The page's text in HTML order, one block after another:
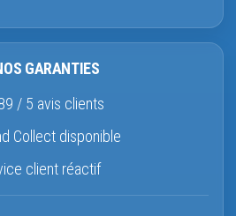
GARANTIES
/ 5 avis clients
Collect disponible
client réactif